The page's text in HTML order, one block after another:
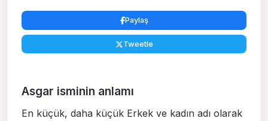
Paylaş
Tweetle
Asgar isminin anlamı
En küçük, daha kü­çük Erkek ve kadın adı olarak